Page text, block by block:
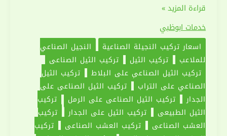
تركيب
عشب
صناعي
ابوظبي
|0551030094|
ارخص
الاسعار
قراءة المزيد »
خدمات ابوظبي
اسعار تركيب النجيلة الصناعية
النجيل الصناعي
للملاعب
تركيب الثيل
تركيب الثيل الصناعي
تركيب الثيل الصناعي على البلاط
تركيب الثيل
الصناعي على التراب
تركيب الثيل الصناعي على
الجدار
تركيب الثيل الصناعي على الرمل
تركيب
الثيل الطبيعي
تركيب الثيل على الجدار
تركيب
العشب الصناعى
تركيب العشب الصناعي
تركيب